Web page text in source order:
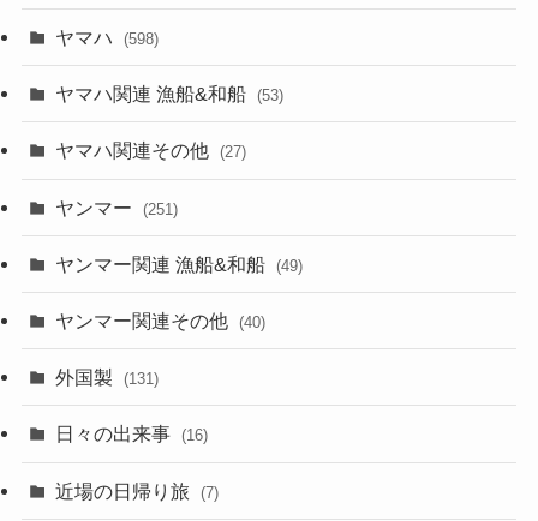
ヤマハ (598)
ヤマハ関連 漁船&和船 (53)
ヤマハ関連その他 (27)
ヤンマー (251)
ヤンマー関連 漁船&和船 (49)
ヤンマー関連その他 (40)
外国製 (131)
日々の出来事 (16)
近場の日帰り旅 (7)